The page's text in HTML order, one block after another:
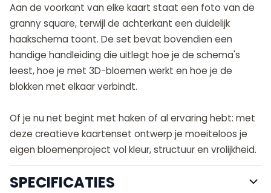
Aan de voorkant van elke kaart staat een foto van de
granny square, terwijl de achterkant een duidelijk
haakschema toont. De set bevat bovendien een
handige handleiding die uitlegt hoe je de schema's
leest, hoe je met 3D-bloemen werkt en hoe je de
blokken met elkaar verbindt.
Of je nu net begint met haken of al ervaring hebt: met
deze creatieve kaartenset ontwerp je moeiteloos je
eigen bloemenproject vol kleur, structuur en vrolijkheid.
SPECIFICATIES